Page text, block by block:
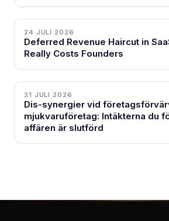
24 JULI 2026
Deferred Revenue Haircut in
Really Costs Founders
21 JULI 2026
Dis-synergier vid
mjukvaruföretag: Intäkterna du
affären är slutförd